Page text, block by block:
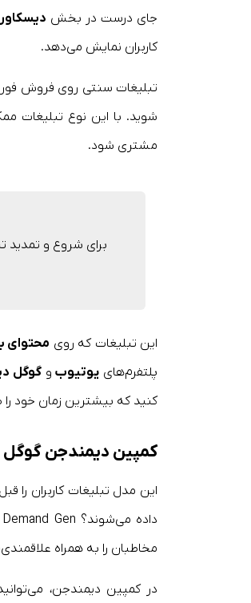
جای درست در بخش
کاربران نمایش می‌دهد.
شوید. با این نوع تبلیغات
مشتری شود.
برای شروع و تمدید
این تبلیغات که روی محتوای
پلتفرم‌های یوتیوب وگوگل
کنید که بیشترین زمان خود
کمپین دیمندجن گوگل
این مدل تبلیغات کاربران را
مخاطبان را به همراه
در کمپین دیمندجن،